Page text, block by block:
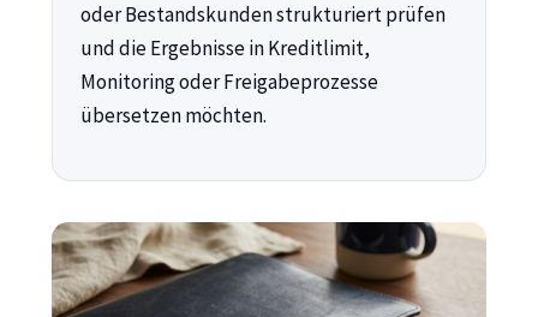
oder Bestandskunden strukturiert prüfen
und die Ergebnisse in Kreditlimit,
Monitoring oder Freigabeprozesse
übersetzen möchten.